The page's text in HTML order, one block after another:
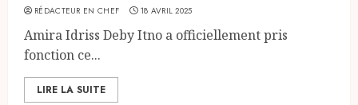
RÉDACTEUR EN CHEF 18 AVRIL 2025
Amira Idriss Deby Itno a officiellement pris
fonction ce...
LIRE LA SUITE